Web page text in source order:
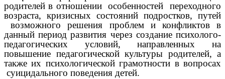
родителей в отношении особенностей переходного
возраста, кризисных состояний подростков, путей
возможного решения проблем и конфликтов в
данный период развития через создание психолого-
педагогических условий, направленных на
повышение педагогической культуры родителей, а
также их психологической грамотности в вопросах
суицидального поведения детей.